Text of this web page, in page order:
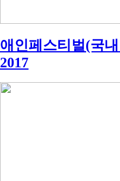
애인페스티벌(국
2017